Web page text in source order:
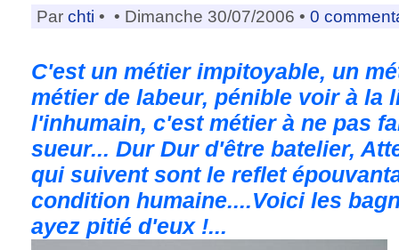
Par chti • • Dimanche 30/07/2006 • 0
C'est un métier impitoyable, un
métier de labeur, pénible voir à la
l'inhumain, c'est métier à ne pas
sueur... Dur Dur d'être batelier,
qui suivent sont le reflet
condition humaine....Voici les
ayez pitié d'eux !...